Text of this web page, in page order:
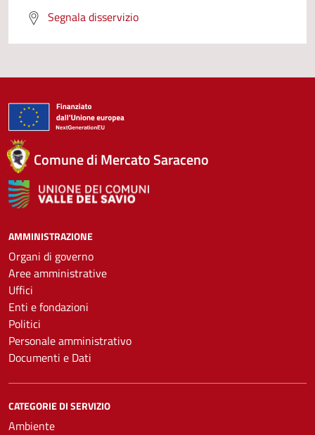
Segnala disservizio
Comune di Mercato Saraceno
AMMINISTRAZIONE
Organi di governo
Aree amministrative
Uffici
Enti e fondazioni
Politici
Personale amministrativo
Documenti e Dati
CATEGORIE DI SERVIZIO
Ambiente